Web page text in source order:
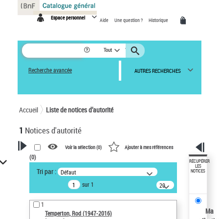
Espace personnel Aide Une question ? Historique
Tout
Recherche avancée AUTRES RECHERCHES
Accueil Liste de notices d’autorité
1 Notices d'autorité
VOTRE RECHERCHE
Recherche avancée dans les
notices d’autorité
Œuvres liées à l'auteur :
Temperton, Rod (1947-2016)
Voir la sélection (0) Ajouter à mes références
(0)
Tri par : Défaut
sur 1
20
résultats/page
1
Temperton, Rod (1947-2016)
RÉCUPÉRER
LES
NOTICES
Ma
Panneau de gestion des cookies